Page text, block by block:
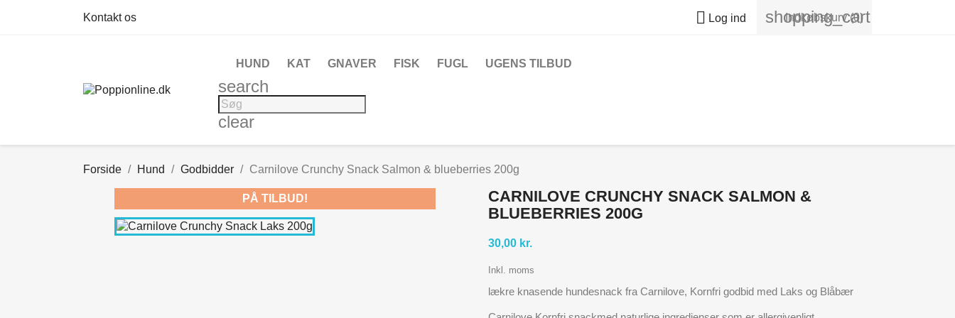
Kontakt os  Log ind shopping_cart
Indkøbskurv (0)
HUND KAT GNAVER FISK FUGL UGENS TILBUD
search
clear
Forside Hund Godbidder Carnilove Crunchy Snack Salmon & blueberries 200g
PÅ TILBUD!
CARNILOVE CRUNCHY SNACK SALMON &
BLUEBERRIES 200G
30,00 kr.
Inkl. moms
lækre knasende hundesnack fra Carnilove, Kornfri godbid med Laks og Blåbær